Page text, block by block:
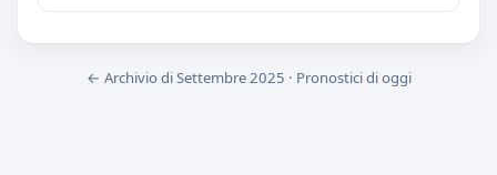
← Archivio di Settembre 2025 · Pronostici di oggi